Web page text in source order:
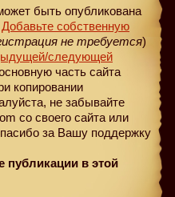
быть опубликована
Добавьте собственную
не требуется)
/следующей
часть сайта
копировании
не забывайте
со своего сайта или
за Вашу поддержку
публикации в этой